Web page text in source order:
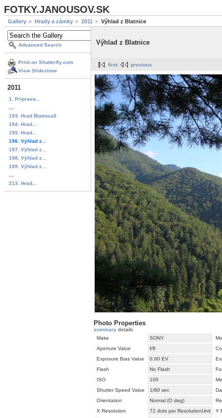
FOTKY.JANOUSOV.SK
Gallery Hrady a zámky 2011 Výhlad z Blatnice
Advanced Search
Print on Shutterfly.com
View Slideshow
2011
1. Priprava...
193. Hrad Blatnica9
194. Hrad...
195. Hrad...
196. Výhlad z...
197. Výhlad z...
198. Výhlad z...
199. Výhlad z...
213. Hrad...
Výhlad z Blatnice
first previous
Photo Properties
summary details
Make
SONY
Aperture Value
f/8
Exposure Bias Value
0.00 EV
Flash
No Flash
ISO
100
Shutter Speed Value
1/80 sec
Orientation
Normal (O deg)
X Resolution
72 dots per ResolutionUnit
Y